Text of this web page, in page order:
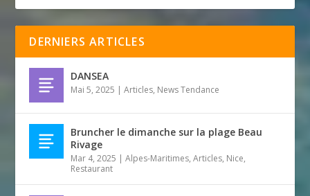
DERNIERS ARTICLES
DANSEA
Mai 5, 2025 |Articles, News Tendance
Bruncher le dimanche sur la plage Beau
Rivage
Mar 4, 2025 |Alpes-Maritimes,Articles, Nice,
Restaurant